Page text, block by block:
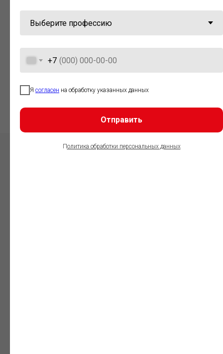
+7
Я согласен на обработку указанных данных
Отправить
Политика обработки персональных данных